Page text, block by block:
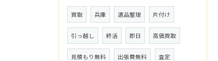
買取 兵庫 遺品整理 片付け
引っ越し 終活 即日 高価買取
見積もり無料 出張費無料 査定